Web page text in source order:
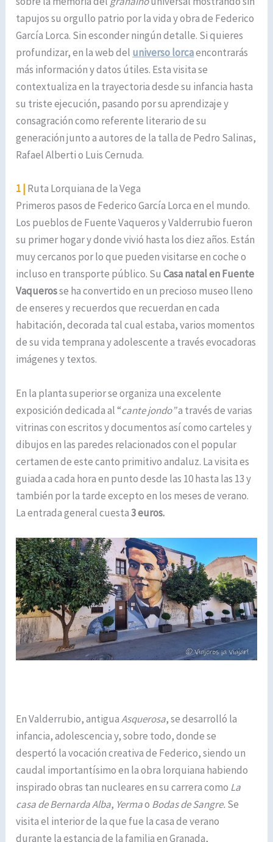
tapujos su orgullo patrio por la vida y obra de Federico
García Lorca. Sin esconder ningún detalle. Si quieres
profundizar, en la web del universo lorcaencontrarás
más información y datos útiles. Esta visita se
contextualiza en la trayectoria desde su infancia hasta
su triste ejecución, pasando por su aprendizaje y
consagración como referente literario de su
generación junto a autores de la talla de Pedro Salinas,
Rafael Alberti o Luis Cernuda.
1 | Ruta Lorquiana de la Vega
Primeros pasos de Federico García Lorca en el mundo.
Los pueblos de Fuente Vaqueros y Valderrubio fueron
su primer hogar y donde vivió hasta los diez años. Están
muy cercanos por lo que pueden visitarse en coche o
incluso en transporte público. SuCasa natal en Fuente
Vaquerosse ha convertido en un precioso museo lleno
de enseres y recuerdos que recuerdan en cada
habitación, decorada tal cual estaba, varios momentos
de su vida temprana y adolescente a través evocadoras
imágenes y textos.
En la planta superior se organiza una excelente
exposición dedicada al “cante jondo”a través de varias
vitrinas con escritos y documentos así como carteles y
dibujos en las paredes relacionados con el popular
certamen de este canto primitivo andaluz. La visita es
guiada a cada hora en punto desde las 10 hasta las 13 y
también por la tarde excepto en los meses de verano.
La entrada general cuesta3 euros.
En Valderrubio, antiguaAsquerosa, se desarrolló la
infancia, adolescencia y, sobre todo, donde se
despertó la vocación creativa de Federico, siendo un
caudal importantísimo en la obra lorquiana habiendo
inspirado obras tan nucleares en su carrera como La
casa de Bernarda Alba, Yermao Bodas de Sangre.Se
visita el interior de la que fue la casa de verano
durante la estancia de la familia en Granada,